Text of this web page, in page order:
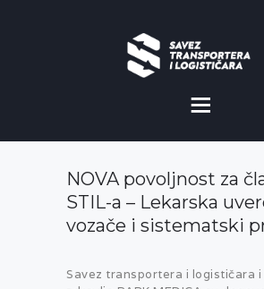
MISIJA I VIZIJA
CILJEVI
KOMERCIJALNE
NOVA povoljnost za
STIL-a – Lekarska
vozače i sistematski
Savez transportera i logističara i